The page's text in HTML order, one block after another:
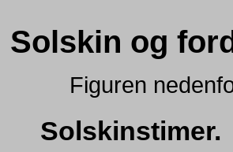
Solskin og
Figuren
Solskinstimer.